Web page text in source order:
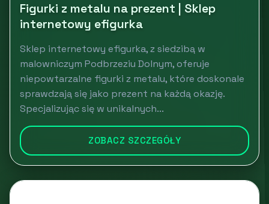
Figurki z metalu na prezent | Sklep
internetowy efigurka
Sklep internetowy efigurka, z siedzibą w
malowniczym Podbrzeziu Dolnym, oferuje
niepowtarzalne figurki z metalu, które doskonale
sprawdzają się jako prezent na każdą okazję.
Specjalizując się w unikalnych...
ZOBACZ SZCZEGÓŁY